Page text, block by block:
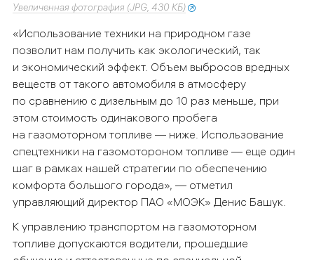
Увеличенная фотография (JPG, 430 КБ)
«Использование техники на природном газе
позволит нам получить как экологический, так
и экономический эффект. Объем выбросов вредных
веществ от такого автомобиля в атмосферу
по сравнению с дизельным до 10 раз меньше, при
этом стоимость одинакового пробега
на газомоторном топливе — ниже. Использование
спецтехники на газомотороном топливе — еще один
шаг в рамках нашей стратегии по обеспечению
комфорта большого города», — отметил
управляющий директор ПАО «МОЭК» Денис Башук.
К управлению транспортом на газомоторном
топливе допускаются водители, прошедшие